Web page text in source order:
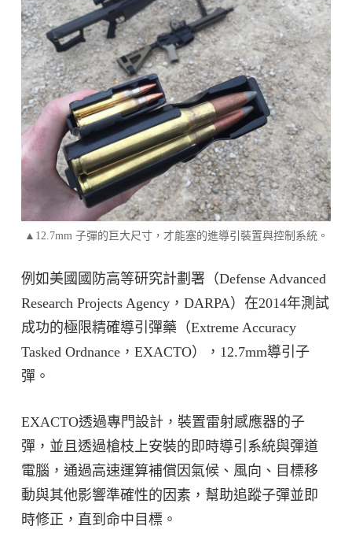
▲12.7mm 子彈的巨大尺寸，才能塞的進導引裝置與控制系統。
例如美國國防高等研究計劃署（Defense Advanced
Research Projects Agency，DARPA）在2014年測試
成功的極限精確導引彈藥（Extreme Accuracy
Tasked Ordnance，EXACTO），12.7mm導引子
彈。
EXACTO透過專門設計，裝置雷射感應器的子
彈，並且透過槍枝上安裝的即時導引系統與彈道
電腦，通過高速運算補償因氣候、風向、目標移
動與其他影響準確性的因素，幫助追蹤子彈並即
時修正，直到命中目標。